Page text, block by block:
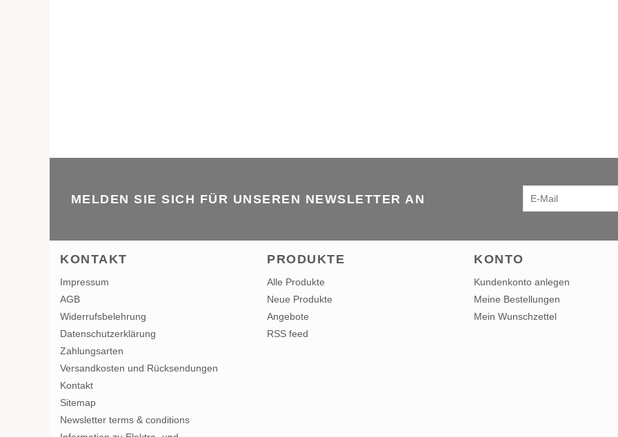
MELDEN SIE SICH FÜR UNSEREN NEWSLETTER AN
KONTAKT
Impressum
AGB
Widerrufsbelehrung
Datenschutzerklärung
Zahlungsarten
Versandkosten und Rücksendungen
Kontakt
Sitemap
Newsletter terms & conditions
PRODUKTE
Alle Produkte
Neue Produkte
Angebote
RSS feed
KONTO
Kundenkonto anlegen
Meine Bestellungen
Mein Wunschzettel